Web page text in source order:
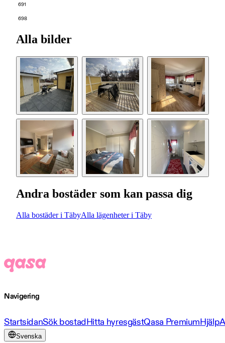
691
698
Alla bilder
Andra bostäder som kan passa dig
Alla bostäder i TäbyAlla lägenheter i Täby
Navigering
StartsidanSök bostadHitta hyresgästQasa PremiumHjälp
Svenska